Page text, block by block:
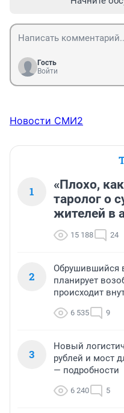
Гость
Войти
Новости СМИ2
1
«Плохо,
таролог о
жителей в
15 188 24
2
Обрушившийся
планирует
происходит
6 535 9
3
Новый
рублей и мост
— подробности
6 240 5